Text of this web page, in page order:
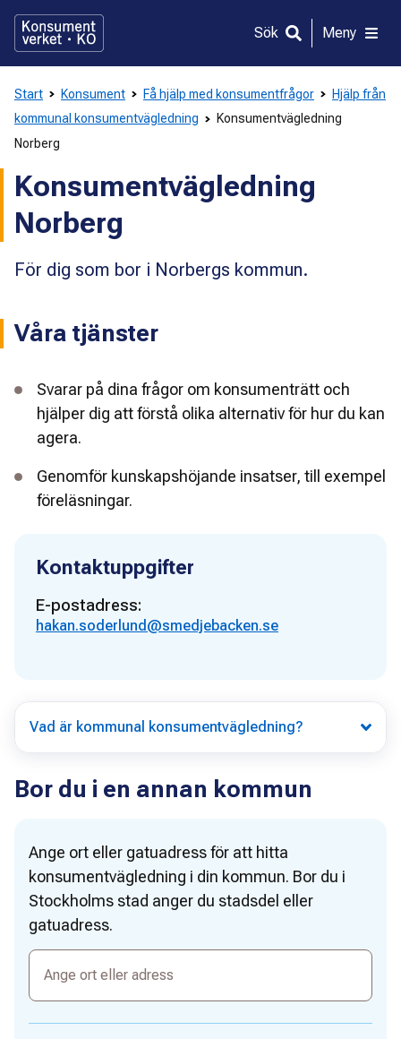
direkt
innehållet
Sök Meny
Start Konsument Få hjälp med konsumentfrågor
Hjälp från
kommunal konsumentvägledning
Konsumentvägledning
Norberg
Konsumentvägledning
Norberg
För dig som bor i Norbergs kommun.
Våra tjänster
Svarar på dina frågor om konsumenträtt och
hjälper dig att förstå olika alternativ för hur du kan
agera.
Genomför kunskapshöjande insatser, till exempel
föreläsningar.
Kontaktuppgifter
E-postadress:
hakan.soderlund@smedjebacken.se
Vad är kommunal konsumentvägledning?
Bor du i en annan kommun
Ange ort eller gatuadress för att hitta
konsumentvägledning i din kommun. Bor du i
Stockholms stad anger du stadsdel eller
gatuadress.
Ange
eller
adress